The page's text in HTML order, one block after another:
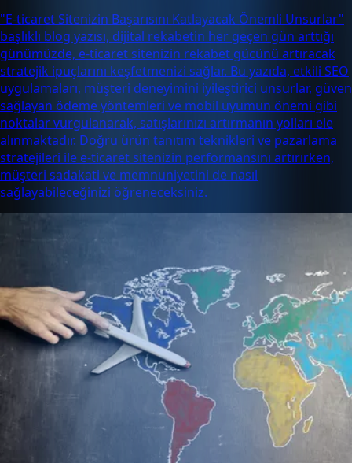
"E-ticaret Sitenizin Başarısını Katlayacak Önemli Unsurlar"
başlıklı blog yazısı, dijital rekabetin her geçen gün arttığı
günümüzde, e-ticaret sitenizin rekabet gücünü artıracak
stratejik ipuçlarını keşfetmenizi sağlar. Bu yazıda, etkili SEO
uygulamaları, müşteri deneyimini iyileştirici unsurlar, güven
sağlayan ödeme yöntemleri ve mobil uyumun önemi gibi
noktalar vurgulanarak, satışlarınızı artırmanın yolları ele
alınmaktadır. Doğru ürün tanıtım teknikleri ve pazarlama
stratejileri ile e-ticaret sitenizin performansını artırırken,
müşteri sadakati ve memnuniyetini de nasıl
sağlayabileceğinizi öğreneceksiniz.